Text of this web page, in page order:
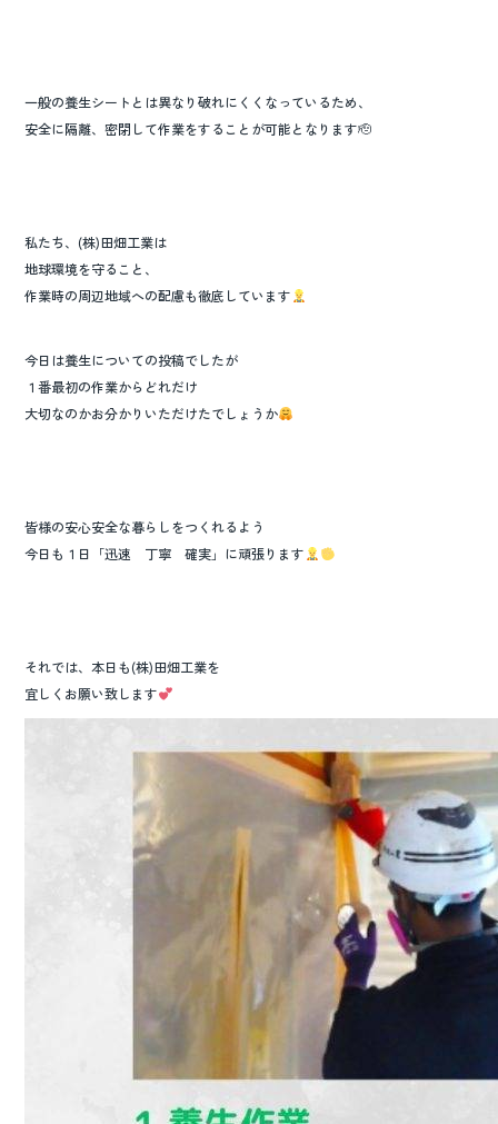
一般の養生シートとは異なり破れにくくなっているため、
安全に隔離、密閉して作業をすることが可能となります🫡
私たち、(株)田畑工業は
地球環境を守ること、
作業時の周辺地域への配慮も徹底しています
今日は養生についての投稿でしたが
１番最初の作業からどれだけ
大切なのかお分かりいただけたでしょうか
皆様の安心安全な暮らしをつくれるよう
今日も１日「迅速 丁寧 確実」に頑張ります
それでは、本日も(株)田畑工業を
宜しくお願い致します